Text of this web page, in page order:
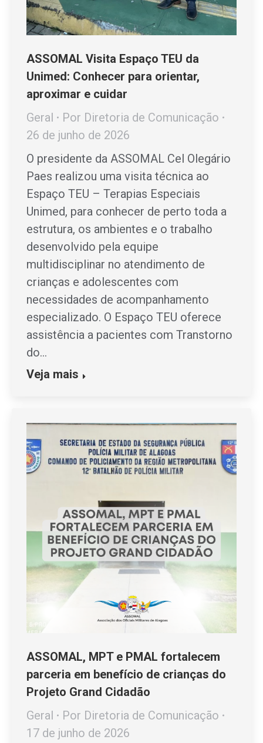
ASSOMAL Visita Espaço TEU da
Unimed: Conhecer para orientar,
aproximar e cuidar
Geral
Por Diretoria de Comunicação
26 de junho de 2026
O presidente da ASSOMAL Cel Olegário
Paes realizou uma visita técnica ao
Espaço TEU – Terapias Especiais
Unimed, para conhecer de perto toda a
estrutura, os ambientes e o trabalho
desenvolvido pela equipe
multidisciplinar no atendimento de
crianças e adolescentes com
necessidades de acompanhamento
especializado. O Espaço TEU oferece
assistência a pacientes com Transtorno
do…
Veja mais
ASSOMAL, MPT e PMAL fortalecem
parceria em benefício de crianças do
Projeto Grand Cidadão
Geral
Por Diretoria de Comunicação
17 de junho de 2026